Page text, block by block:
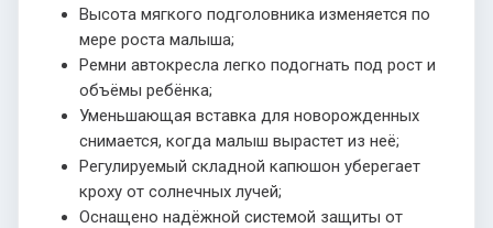
Высота мягкого подголовника изменяется по
мере роста малыша;
Ремни автокресла легко подогнать под рост и
объёмы ребёнка;
Уменьшающая вставка для новорожденных
снимается, когда малыш вырастет из неё;
Регулируемый складной капюшон уберегает
кроху от солнечных лучей;
Оснащено надёжной системой защиты от